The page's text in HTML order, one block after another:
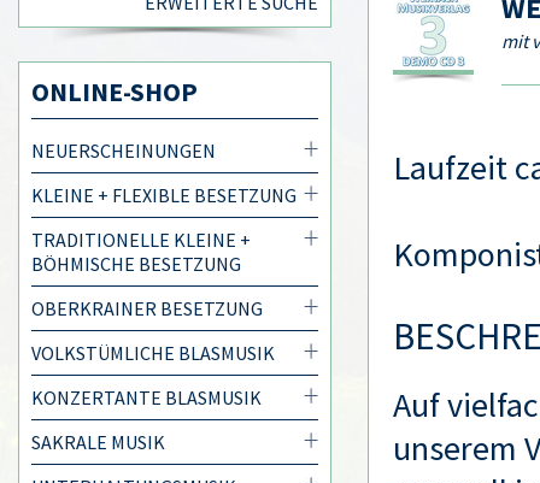
ONLINE-SHOP
NEUERSCHEINUNGEN
KLEINE + FLEXIBLE BESETZUNG
TRADITIONELLE KLEINE +
BÖHMISCHE BESETZUNG
OBERKRAINER BESETZUNG
VOLKSTÜMLICHE BLASMUSIK
KONZERTANTE BLASMUSIK
SAKRALE MUSIK
mit
Laufzeit
Auf
unserem